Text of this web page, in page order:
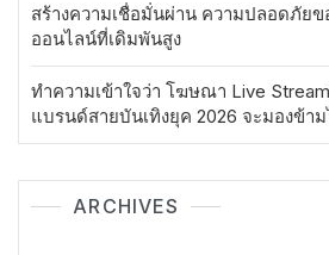
สร้างความเชื่อมั่นผ่าน ความปลอดภัยข
ออนไลน์ที่เดิมพันสูง
ทำความเข้าใจว่า โฆษณา Live
แบรนด์สายบันเทิงยุค 2026 จะมองข้า
ARCHIVES